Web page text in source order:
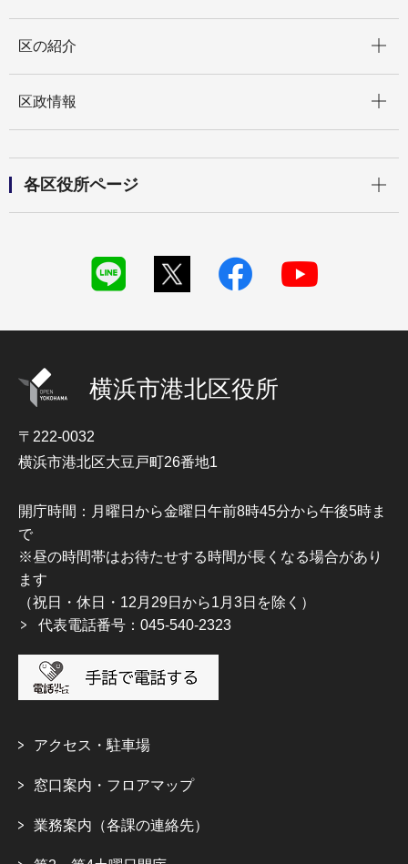
区の紹介
区政情報
各区役所ページ
横浜市港北区役所
〒222-0032
横浜市港北区大豆戸町26番地1
開庁時間：月曜日から金曜日午前8時45分から午後5時ま
で
※昼の時間帯はお待たせする時間が長くなる場合があり
ます
（祝日・休日・12月29日から1月3日を除く）
代表電話番号：045-540-2323
アクセス・駐車場
窓口案内・フロアマップ
業務案内（各課の連絡先）